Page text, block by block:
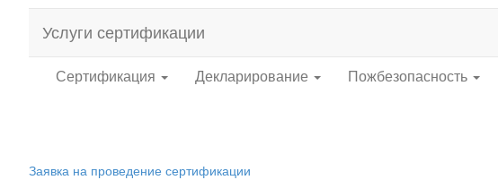
Услуги сертификации
Сертификация Декларирование Пожбезопасность
Заявка на проведение сертификации